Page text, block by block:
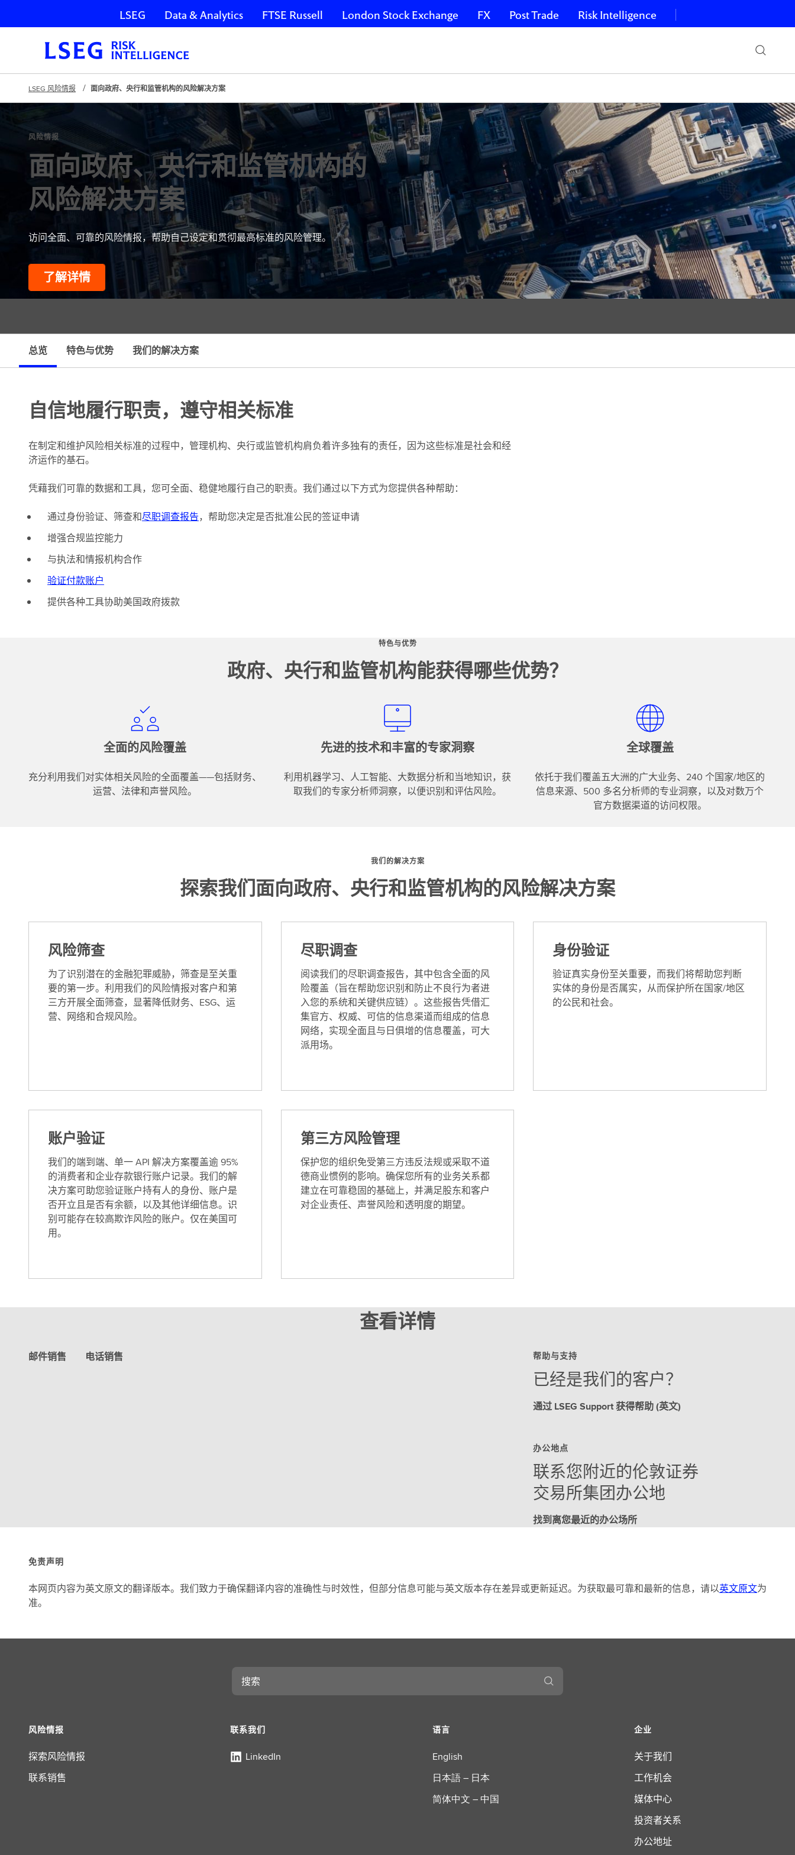
跳过导航
LSEG Data & Analytics FTSE Russell London Stock Exchange FX Post Trade Risk Intelligence
LSEG 风险情报 面向政府、央行和监管机构的风险解决方案
风险情报
面向政府、央行和监管机构的
风险解决方案
访问全面、可靠的风险情报，帮助自己设定和贯彻最高标准的风险管理。
了解详情
总览 特色与优势 我们的解决方案
自信地履行职责，遵守相关标准
在制定和维护风险相关标准的过程中，管理机构、央行或监管机构肩负着许多独有的责任，因为这些标准是社会和经
济运作的基石。
凭藉我们可靠的数据和工具，您可全面、稳健地履行自己的职责。我们通过以下方式为您提供各种帮助：
通过身份验证、筛查和尽职调查报告，帮助您决定是否批准公民的签证申请
增强合规监控能力
与执法和情报机构合作
验证付款账户
提供各种工具协助美国政府拨款
特色与优势
政府、央行和监管机构能获得哪些优势？
全面的风险覆盖
充分利用我们对实体相关风险的全面覆盖——包括财务、
运营、法律和声誉风险。
先进的技术和丰富的专家洞察
利用机器学习、人工智能、大数据分析和当地知识，获
取我们的专家分析师洞察，以便识别和评估风险。
全球覆盖
依托于我们覆盖五大洲的广大业务、240 个国家/地区的
信息来源、500 多名分析师的专业洞察，以及对数万个
官方数据渠道的访问权限。
我们的解决方案
探索我们面向政府、央行和监管机构的风险解决方案
风险筛查
为了识别潜在的金融犯罪威胁，筛查是至关重
要的第一步。利用我们的风险情报对客户和第
三方开展全面筛查，显著降低财务、ESG、运
营、网络和合规风险。
尽职调查
阅读我们的尽职调查报告，其中包含全面的风
险覆盖（旨在帮助您识别和防止不良行为者进
入您的系统和关键供应链）。这些报告凭借汇
集官方、权威、可信的信息渠道而组成的信息
网络，实现全面且与日俱增的信息覆盖，可大
派用场。
身份验证
验证真实身份至关重要，而我们将帮助您判断
实体的身份是否属实，从而保护所在国家/地区
的公民和社会。
账户验证
我们的端到端、单一 API 解决方案覆盖逾 95%
的消费者和企业存款银行账户记录。我们的解
决方案可助您验证账户持有人的身份、账户是
否开立且是否有余额，以及其他详细信息。识
别可能存在较高欺诈风险的账户。仅在美国可
用。
第三方风险管理
保护您的组织免受第三方违反法规或采取不道
德商业惯例的影响。确保您所有的业务关系都
建立在可靠稳固的基础上，并满足股东和客户
对企业责任、声誉风险和透明度的期望。
查看详情
邮件销售 电话销售 帮助与支持
已经是我们的客户？
通过 LSEG Support 获得帮助 (英文)
办公地点
联系您附近的伦敦证券
交易所集团办公地
找到离您最近的办公场所
免责声明
本网页内容为英文原文的翻译版本。我们致力于确保翻译内容的准确性与时效性，但部分信息可能与英文版本存在差异或更新延迟。为获取最可靠和最新的信息，请以英文原文为
准。
搜
风险情报
探索风险情报
联系销售
联系我们
LinkedIn
语言
English
日本語 – 日本
简体中文 – 中国
企业
关于我们
工作机会
媒体中心
投资者关系
办公地址